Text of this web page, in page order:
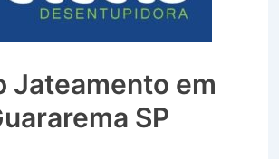
Jateamento em
SP